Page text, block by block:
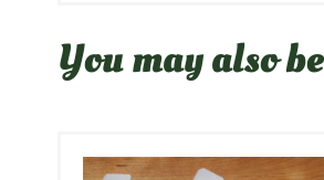
You may also